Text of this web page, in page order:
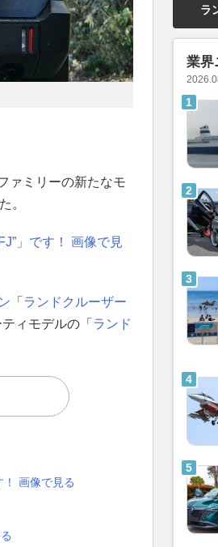
ァミリーの新たなモ
。
」です！ 画像で見
「 ランドクルーザー
ィモデルの「 ランド
！ 画像で見る
ラ
業界